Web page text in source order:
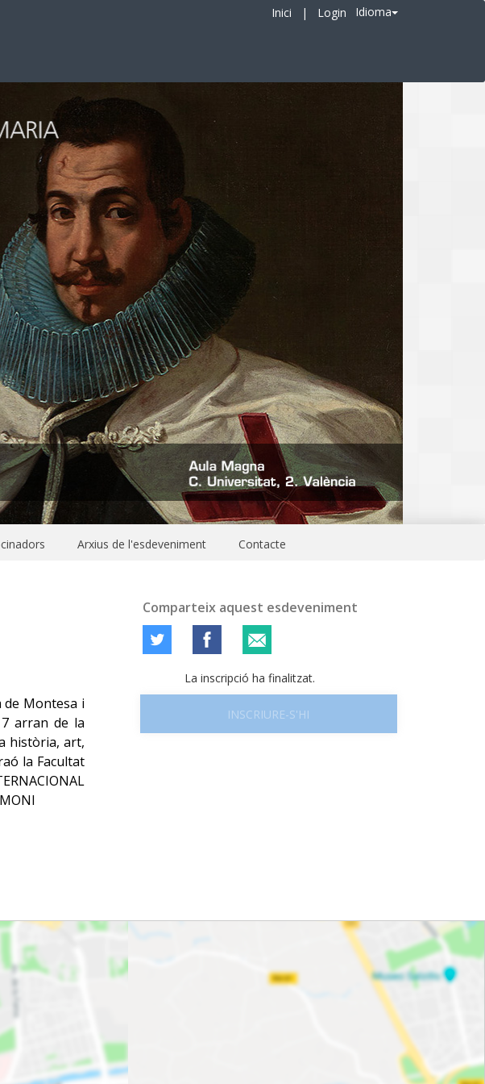
Inici | Login Idioma
Arxius de l'esdeveniment Contacte
de Montesa i
arran de la
història, art,
la Facultat
Comparteix aquest esdeveniment
La inscripció ha finalitzat.
INSCRIURE-S'HI